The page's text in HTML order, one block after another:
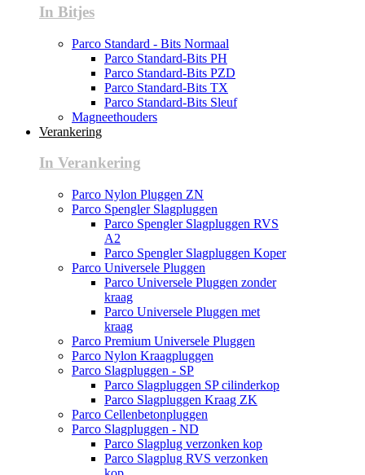
In Bitjes
Parco Standard - Bits Normaal
Parco Standard-Bits PH
Parco Standard-Bits PZD
Parco Standard-Bits TX
Parco Standard-Bits Sleuf
Magneethouders
Verankering
In Verankering
Parco Nylon Pluggen ZN
Parco Spengler Slagpluggen
Parco Spengler Slagpluggen RVS
A2
Parco Spengler Slagpluggen Koper
Parco Universele Pluggen
Parco Universele Pluggen zonder
kraag
Parco Universele Pluggen met
kraag
Parco Premium Universele Pluggen
Parco Nylon Kraagpluggen
Parco Slagpluggen - SP
Parco Slagpluggen SP cilinderkop
Parco Slagpluggen Kraag ZK
Parco Cellenbetonpluggen
Parco Slagpluggen - ND
Parco Slagplug verzonken kop
Parco Slagplug RVS verzonken